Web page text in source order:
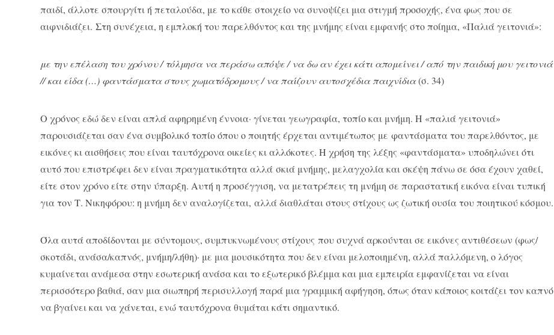
παιδί, άλλοτε σπουργίτι ή πεταλούδα, με το κάθε στοιχείο να συνοψίζει μια στιγμή προσοχής, ένα φως που σε
αιφνιδιάζει. Στη συνέχεια, η εμπλοκή του παρελθόντος και της μνήμης είναι εμφανής στο ποίημα, «Παλιά γειτονιά»:
με την επέλαση του χρόνου / τόλμησα να περάσω απόψε / να δω αν έχει κάτι απομείνει / από την παιδική μου γειτονιά
// και είδα (…) φαντάσματα στους χωματόδρομους / να παίζουν αυτοσχέδια παιχνίδια(σ. 34)
Ο χρόνος εδώ δεν είναι απλά αφηρημένη έννοια· γίνεται γεωγραφία, τοπίο και μνήμη. Η «παλιά γειτονιά»
παρουσιάζεται σαν ένα συμβολικό τοπίο όπου ο ποιητής έρχεται αντιμέτωπος με φαντάσματα του παρελθόντος, με
εικόνες κι αισθήσεις που είναι ταυτόχρονα οικείες κι αλλόκοτες. Η χρήση της λέξης «φαντάσματα» υποδηλώνει ότι
αυτό που επιστρέφει δεν είναι πραγματικότητα αλλά σκιά μνήμης, μελαγχολία και σκέψη πάνω σε όσα έχουν χαθεί,
είτε στον χρόνο είτε στην ύπαρξη. Αυτή η προσέγγιση, να μετατρέπεις τη μνήμη σε παραστατική εικόνα είναι τυπική
για τον Τ. Νικηφόρου: η μνήμη δεν αναλογίζεται, αλλά διαθλάται στους στίχους ως ζωτική ουσία του ποιητικού κόσμου.
Όλα αυτά αποδίδονται με σύντομους, συμπυκνωμένους στίχους που συχνά αρκούνται σε εικόνες αντιθέσεων (φως/
σκοτάδι, ανάσα/καπνός, μνήμη/λήθη)· με μια μουσικότητα που δεν είναι μελοποιημένη, αλλά παλλόμενη, ο λόγος
κυμαίνεται ανάμεσα στην εσωτερική ανάσα και το εξωτερικό βλέμμα και μια εμπειρία εμφανίζεται να είναι
περισσότερο βαθιά, σαν μια σιωπηρή περισυλλογή παρά μια γραμμική αφήγηση, όπως όταν κάποιος κοιτάζει τον καπνό
να βγαίνει και να χάνεται, ενώ ταυτόχρονα θυμάται κάτι σημαντικό.